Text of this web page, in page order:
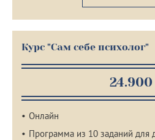
Курс "Сам себе психолог"
Онлайн
Программа из 10 заданий для